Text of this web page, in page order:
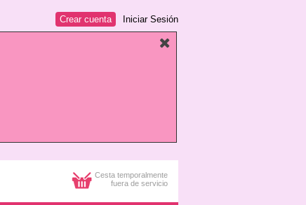
Iniciar Sesión
Crear cuenta
Cesta temporalmente
fuera de servicio